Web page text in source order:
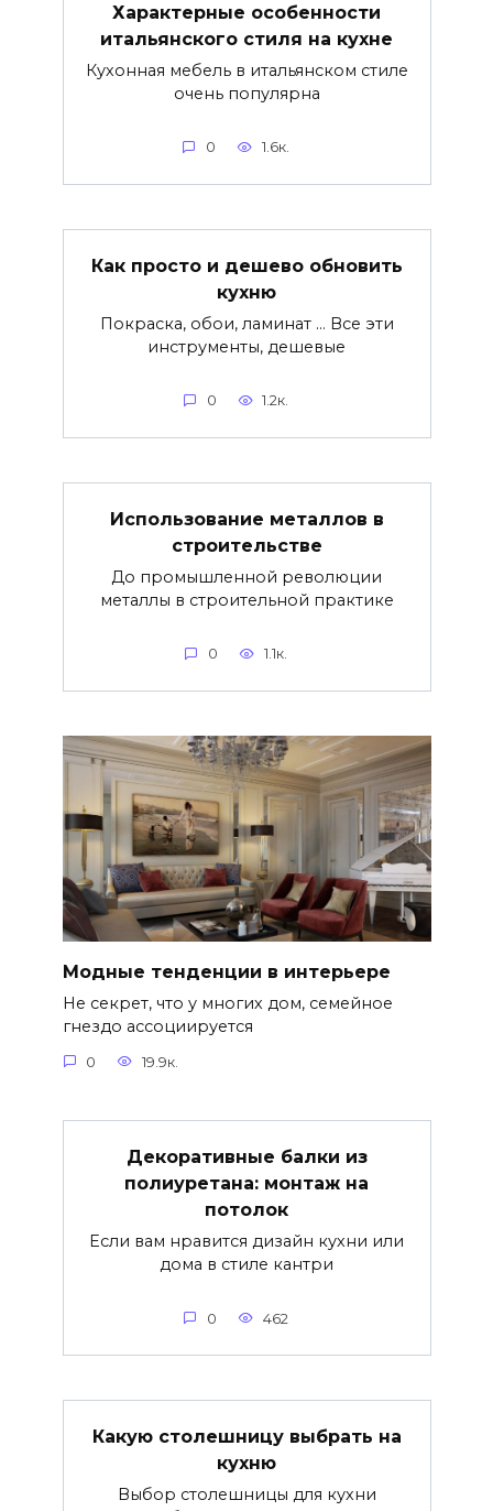
Характерные особенности
итальянского стиля на кухне
Кухонная мебель в итальянском стиле
очень популярна
0 1.6к.
Как просто и дешево обновить
кухню
Покраска, обои, ламинат … Все эти
инструменты, дешевые
0 1.2к.
Использование металлов в
строительстве
До промышленной революции
металлы в строительной практике
0 1.1к.
Модные тенденции в интерьере
Не секрет, что у многих дом, семейное
гнездо ассоциируется
0 19.9к.
Декоративные балки из
полиуретана: монтаж на
потолок
Если вам нравится дизайн кухни или
дома в стиле кантри
0 462
Какую столешницу выбрать на
кухню
Выбор столешницы для кухни